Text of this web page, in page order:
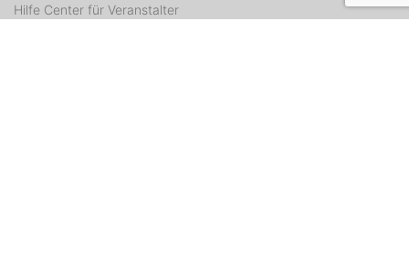
Hilfe Center für Veranstalter